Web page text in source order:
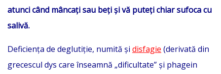
atunci când mâncați sau beți și vă puteți chiar sufoca cu
salivă.
Deficiența de deglutiție, numită și disfagie (derivată din
grecescul dys care înseamnă „dificultate” și phagein